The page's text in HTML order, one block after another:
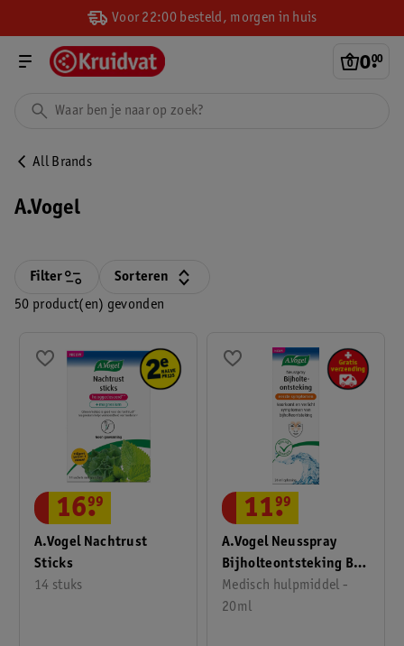
Voor 22:00 besteld, morgen in huis
0.
00
All Brands
A.Vogel
50 product(en) gevonden
Filter Sorteren
A.Vogel Nachtrust
Sticks
14 stuks
16.
99
A.Vogel Neusspray
Bijholteontsteking Bij
Eerste Symptomen
Medisch hulpmiddel -
20ml
11.
99